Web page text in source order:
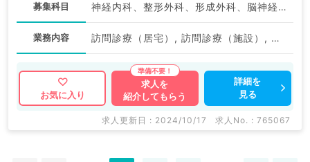
募集科目 神経内科、整形外科、形成外科、脳神経外科、呼吸器外科、心臓血管外科、泌尿器科、一般内科、循環器内科、呼吸器内科、消化器内科、内分泌・代謝内科、腎臓内科、老年内科、血液内科、外科系全般、一般外科、消化器外科、乳腺外科、膠原病科、大腸・肛門外科
業務内容 訪問診療（居宅）, 訪問診療（施設）, その他
お気に入り
求人を
紹介してもらう
詳細を
見る
求人更新日 : 2024/10/17 求人No. : 765067